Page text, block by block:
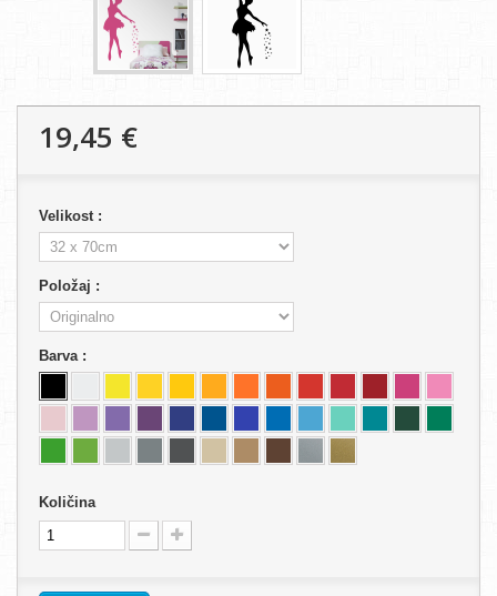
19,45 €
Velikost :
Položaj :
Barva :
Količina